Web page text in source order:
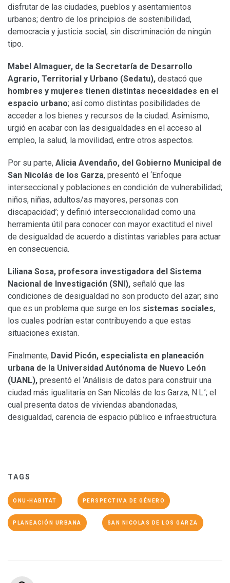
disfrutar de las ciudades, pueblos y asentamientos
urbanos; dentro de los principios de sostenibilidad,
democracia y justicia social, sin discriminación de ningún
tipo.
Mabel Almaguer, de la Secretaría de Desarrollo
Agrario, Territorial y Urbano (Sedatu), destacó que
hombres y mujeres tienen distintas necesidades en el
espacio urbano; así como distintas posibilidades de
acceder a los bienes y recursos de la ciudad. Asimismo,
urgió en acabar con las desigualdades en el acceso al
empleo, la salud, la movilidad, entre otros aspectos.
Por su parte, Alicia Avendaño, del Gobierno Municipal de
San Nicolás de los Garza, presentó el ‘Enfoque
interseccional y poblaciones en condición de vulnerabilidad;
niños, niñas, adultos/as mayores, personas con
discapacidad’; y definió interseccionalidad como una
herramienta útil para conocer con mayor exactitud el nivel
de desigualdad de acuerdo a distintas variables para actuar
en consecuencia.
Liliana Sosa, profesora investigadora del Sistema
Nacional de Investigación (SNI), señaló que las
condiciones de desigualdad no son producto del azar; sino
que es un problema que surge en los sistemas sociales,
los cuales podrían estar contribuyendo a que estas
situaciones existan.
Finalmente, David Picón, especialista en planeación
urbana de la Universidad Autónoma de Nuevo León
(UANL), presentó el ‘Análisis de datos para construir una
ciudad más igualitaria en San Nicolás de los Garza, N.L.’; el
cual presenta datos de viviendas abandonadas,
desigualdad, carencia de espacio público e infraestructura.
TAGS
ONU-HABITAT PERSPECTIVA DE GÉNERO
PLANEACIÓN URBANA SAN NICOLAS DE LOS GARZA